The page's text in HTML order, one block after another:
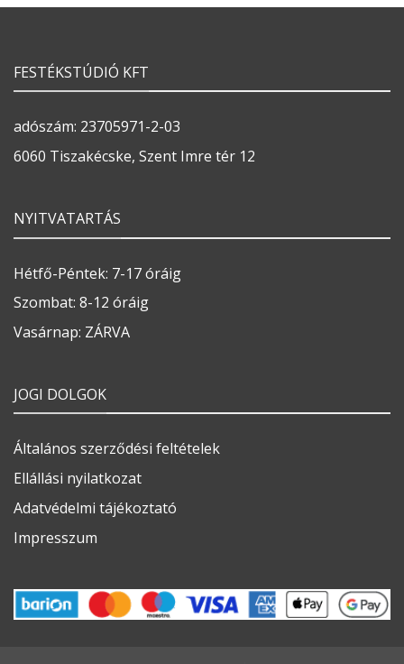
FESTÉKSTÚDIÓ KFT
adószám: 23705971-2-03
6060 Tiszakécske, Szent Imre tér 12
NYITVATARTÁS
Hétfő-Péntek: 7-17 óráig
Szombat: 8-12 óráig
Vasárnap: ZÁRVA
JOGI DOLGOK
Általános szerződési feltételek
Ellállási nyilatkozat
Adatvédelmi tájékoztató
Impresszum